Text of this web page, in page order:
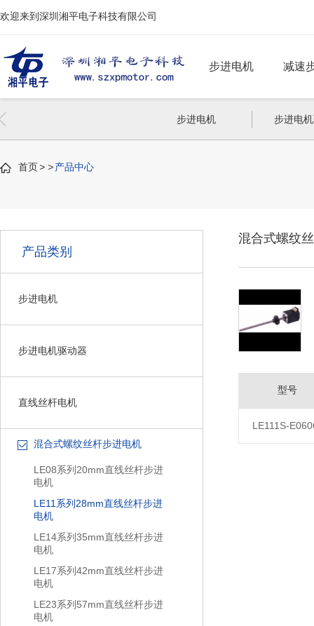
欢迎来到深圳湘平电子科技有限公司
步进电机
两相步进电机
减速
偏心齿轮减速步
步进电机 步进电
首页> >产品中心
产品类别
步进电机
步进电机驱动器
直线丝杆电机
混合式螺纹丝杆步进电机
LE08系列20mm直线丝杆步进
电机
LE11系列28mm直线丝杆步进
电机
LE14系列35mm直线丝杆步进
电机
LE17系列42mm直线丝杆步进
电机
LE23系列57mm直线丝杆步进
电机
混合式螺纹
型号
LE111S-